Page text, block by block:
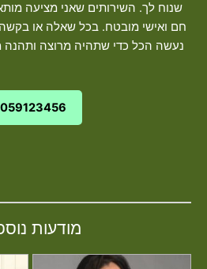
שנוח לך. השירותים שאני מציעה
חם ואישי מובטח. בכל שאלה או
נעשה הכל כדי שתהיה מרוצה ותהנה
059123456
מודעות